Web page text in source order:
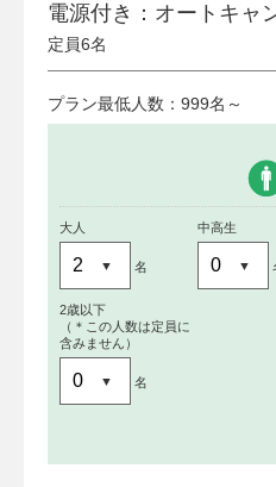
電源付き：オートキャ
定員6名
プラン最低人数：999名～
大人
名
中高生
2歳以下
（＊この人数は定員に
含みません）
名